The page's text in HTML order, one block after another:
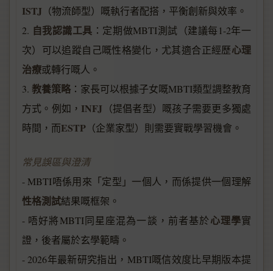
ISTJ （物流師型）嘅執行者配搭，平衡創新與效率。
2. 自我認識工具 ：定期做MBTI測試（建議每1-2年一
次）可以追蹤自己嘅性格變化，尤其適合正經歷心理
治療或轉行嘅人。
3. 教養策略 ：家長可以根據子女嘅MBTI類型調整教育
方式。例如， INFJ （提倡者型）嘅孩子需要更多獨處
時間，而ESTP （企業家型）則需要實戰學習機會。
常見誤區與澄清
- MBTI唔係用來「定型」一個人，而係提供一個理解
性格測試結果嘅框架。
- 唔好將MBTI同星座混為一談，前者基於心理學實
證，後者屬於玄學範疇。
- 2026年最新研究指出，MBTI嘅信效度比早期版本提